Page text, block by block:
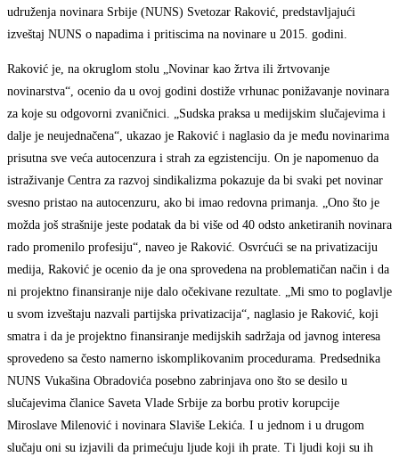
udruženja novinara Srbije (NUNS) Svetozar Raković, predstavljajući
izveštaj NUNS o napadima i pritiscima na novinare u 2015. godini.
Raković je, na okruglom stolu „Novinar kao žrtva ili žrtvovanje
novinarstva“, ocenio da u ovoj godini dostiže vrhunac ponižavanje novinara
za koje su odgovorni zvaničnici. „Sudska praksa u medijskim slučajevima i
dalje je neujednačena“, ukazao je Raković i naglasio da je među novinarima
prisutna sve veća autocenzura i strah za egzistenciju. On je napomenuo da
istraživanje Centra za razvoj sindikalizma pokazuje da bi svaki pet novinar
svesno pristao na autocenzuru, ako bi imao redovna primanja. „Ono što je
možda još strašnije jeste podatak da bi više od 40 odsto anketiranih novinara
rado promenilo profesiju“, naveo je Raković. Osvrćući se na privatizaciju
medija, Raković je ocenio da je ona sprovedena na problematičan način i da
ni projektno finansiranje nije dalo očekivane rezultate. „Mi smo to poglavlje
u svom izveštaju nazvali partijska privatizacija“, naglasio je Raković, koji
smatra i da je projektno finansiranje medijskih sadržaja od javnog interesa
sprovedeno sa često namerno iskomplikovanim procedurama. Predsednika
NUNS Vukašina Obradovića posebno zabrinjava ono što se desilo u
slučajevima članice Saveta Vlade Srbije za borbu protiv korupcije
Miroslave Milenović i novinara Slaviše Lekića. I u jednom i u drugom
slučaju oni su izjavili da primećuju ljude koji ih prate. Ti ljudi koji su ih